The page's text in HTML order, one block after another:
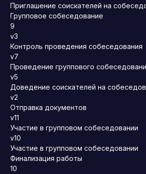
Приглашение соискателей на
Групповое собеседование
9
v3
Контроль проведения собеседования
v7
Проведение группового
v5
Доведение соискателей на
v2
Отправка документов
v11
Участие в групповом собеседовании
v10
Участие в групповом собеседовании
Финализация работы
10